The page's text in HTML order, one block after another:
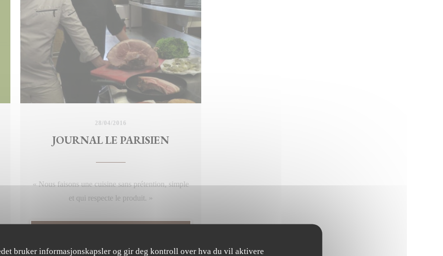
bruker informasjonskapsler og gir deg kontroll over hva du vil aktivere
Notre Chef Matthieu Montin a présenté trois
salade pour l'occasion . On vous laisse regarder
Merci encore à toute l'équipe de l'émission
28/04/2016
JOURNAL LE PARISIEN
« Nous faisons une cuisine sans prétention, simple
et qui respecte le produit. »